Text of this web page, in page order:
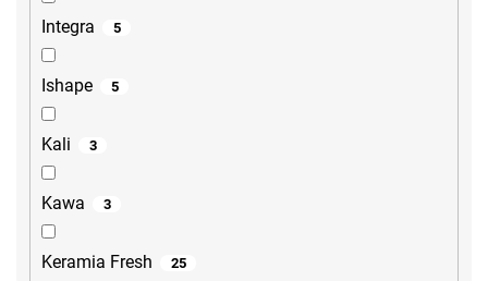
Integra 5
Ishape 5
Kali 3
Kawa 3
Keramia Fresh 25